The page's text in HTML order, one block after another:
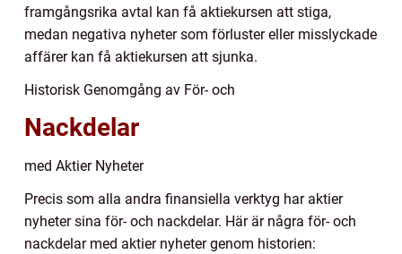
framgångsrika avtal kan få aktiekursen att stiga,
medan negativa nyheter som förluster eller misslyckade
affärer kan få aktiekursen att sjunka.
Historisk Genomgång av För- och
Nackdelar
med Aktier Nyheter
Precis som alla andra finansiella verktyg har aktier
nyheter sina för- och nackdelar. Här är några för- och
nackdelar med aktier nyheter genom historien: